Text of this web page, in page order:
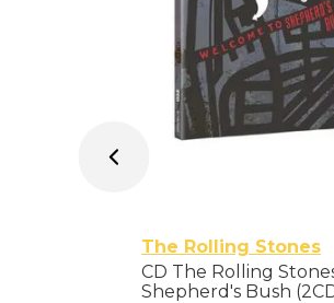
The Rolling Stones
CD The Rolling
Shepherd's Bush